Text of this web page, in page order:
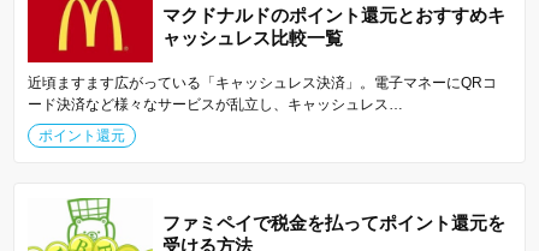
マクドナルドのポイント還元とおすすめキ
ャッシュレス比較一覧
近頃ますます広がっている「キャッシュレス決済」。電子マネーにQRコ
ード決済など様々なサービスが乱立し、キャッシュレス…
ポイント還元
ファミペイで税金を払ってポイント還元を
受ける方法